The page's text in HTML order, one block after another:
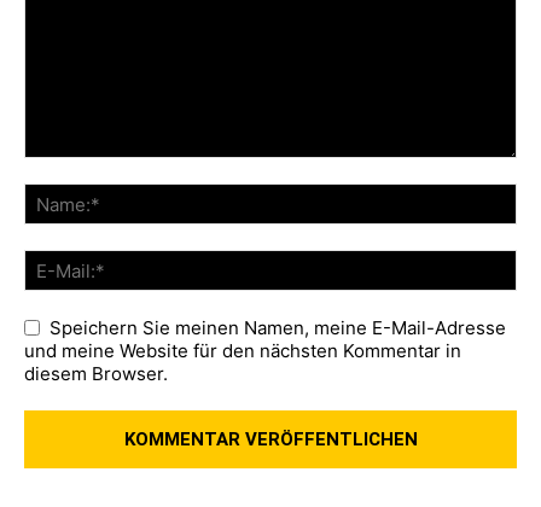
Speichern Sie meinen Namen, meine E-Mail-Adresse
und meine Website für den nächsten Kommentar in
diesem Browser.